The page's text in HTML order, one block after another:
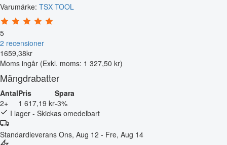
Varumärke: TSX TOOL
5
2 recensioner
1659,38kr
Moms ingår (Exkl. moms: 1 327,50 kr)
Mängdrabatter
AntalPris
Spara
2+
1 617,19 kr-3%
I lager - Skickas omedelbart
Standardleverans Ons, Aug 12 - Fre, Aug 14